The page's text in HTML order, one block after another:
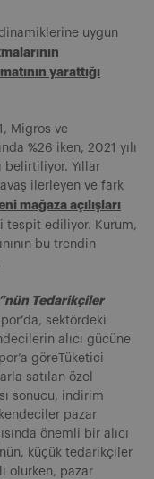
uygun
yarattığı
Migros ve
%26 iken, 2021 yılı
belirtiliyor. Yıllar
ilerleyen ve fark
mağaza açılışları
tespit ediliyor. Kurum,
bu trendin
Tedarikçiler
sektördeki
alıcı gücüne
göreTüketici
satılan özel
sonucu, indirim
pazar
önemli bir alıcı
küçük tedarikçiler
olurken, pazar